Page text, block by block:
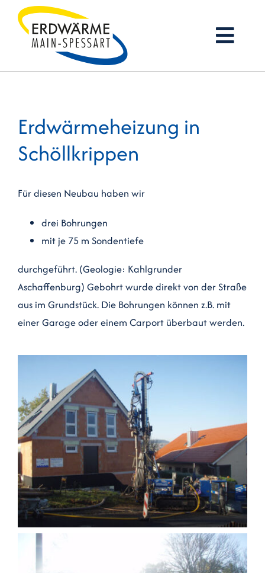
Inhalt
springen
Firmenprofil
Erdwärme
Referenzen
Kontakt
Erdwärmeheizung in
Schöllkrippen
Für diesen Neubau haben wir
drei Bohrungen
mit je 75 m Sondentiefe
durchgeführt. (Geologie: Kahlgrunder
Aschaffenburg) Gebohrt wurde direkt von der Straße
aus im Grundstück. Die Bohrungen können z.B. mit
einer Garage oder einem Carport überbaut werden.